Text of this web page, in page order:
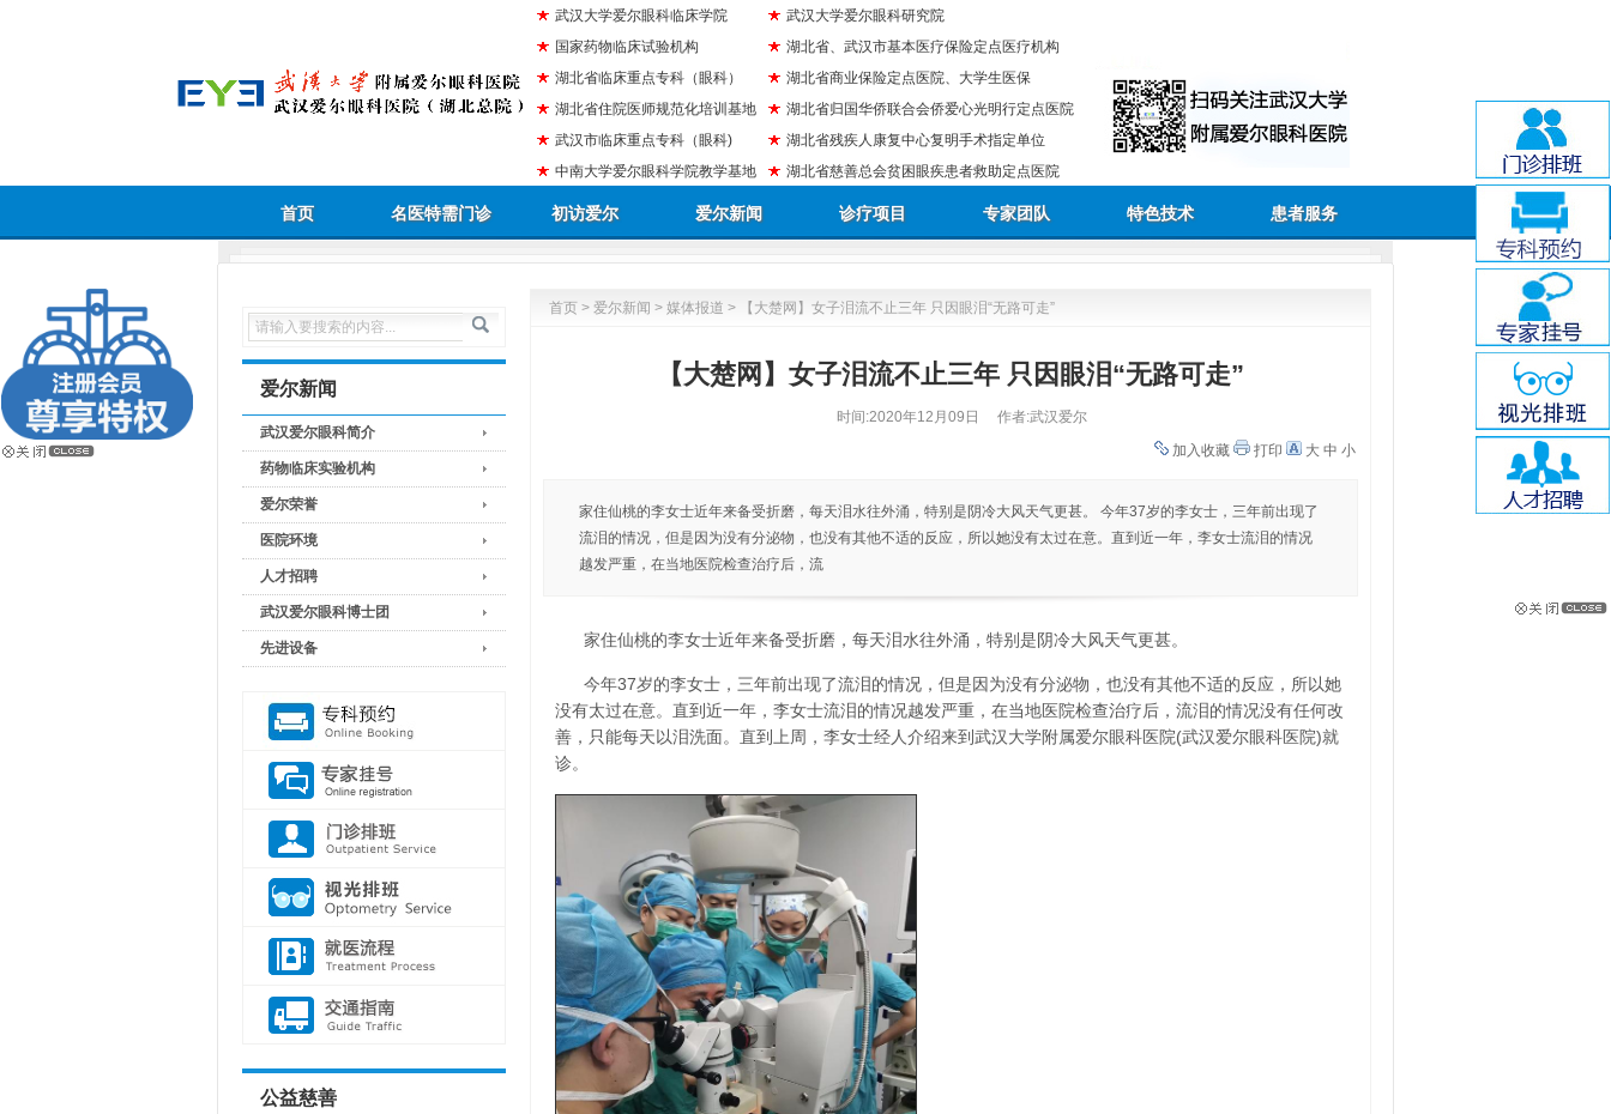
武汉大学爱尔眼科临床学院
国家药物临床试验机构
湖北省临床重点专科（眼科）
湖北省住院医师规范化培训基地
武汉市临床重点专科（眼科)
中南大学爱尔眼科学院教学基地
武汉大学爱尔眼科研究院
湖北省、武汉市基本医疗保险定点医疗机构
湖北省商业保险定点医院、大学生医保
湖北省归国华侨联合会侨爱心光明行定点医院
湖北省残疾人康复中心复明手术指定单位
湖北省慈善总会贫困眼疾患者救助定点医院
首页 名医特需门诊 初访爱尔 爱尔新闻 诊疗项目 专家团队 特色技术 患者服务
爱尔新闻
武汉爱尔眼科简介
药物临床实验机构
爱尔荣誉
医院环境
人才招聘
武汉爱尔眼科博士团
先进设备
公益慈善
首页 > 爱尔新闻 > 媒体报道 > 【大楚网】女子泪流不止三年 只因眼泪“无路可走”
【大楚网】女子泪流不止三年 只因眼泪“无路可走”
时间:2020年12月09日
作者:武汉爱尔
加入收藏
打印 大 中 小
家住仙桃的李女士近年来备受折磨，每天泪水往外涌，特别是阴冷大风天气更甚。 今年37岁的李女士，三年前出现了
流泪的情况，但是因为没有分泌物，也没有其他不适的反应，所以她没有太过在意。直到近一年，李女士流泪的情况
越发严重，在当地医院检查治疗后，流
家住仙桃的李女士近年来备受折磨，每天泪水往外涌，特别是阴冷大风天气更甚。
今年37岁的李女士，三年前出现了流泪的情况，但是因为没有分泌物，也没有其他不适的反应，所以她
没有太过在意。直到近一年，李女士流泪的情况越发严重，在当地医院检查治疗后，流泪的情况没有任何改
善，只能每天以泪洗面。直到上周，李女士经人介绍来到武汉大学附属爱尔眼科医院(武汉爱尔眼科医院)就
诊。